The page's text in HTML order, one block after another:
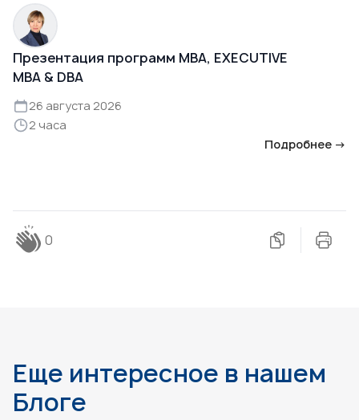
Презентация программ MBA, EXECUTIVE
MBA & DBA
26 августа 2026
2 часа
Подробнее →
0
Еще интересное в нашем
Блоге